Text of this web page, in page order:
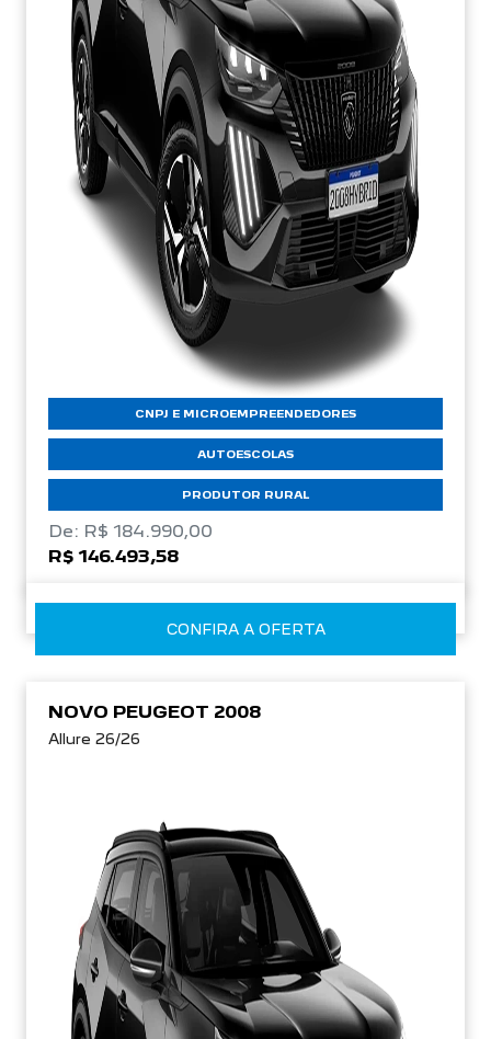
CNPJ E MICROEMPREENDEDORES
AUTOESCOLAS
PRODUTOR RURAL
De: R$ 184.990,00
R$ 146.493,58
CONFIRA A OFERTA
NOVO PEUGEOT 2008
Allure 26/26